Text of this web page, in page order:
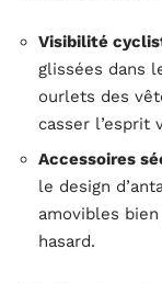
Visibilité
glissées dans
ourlets des
casser l’esprit
Accessoires
le design
amovibles
hasard.